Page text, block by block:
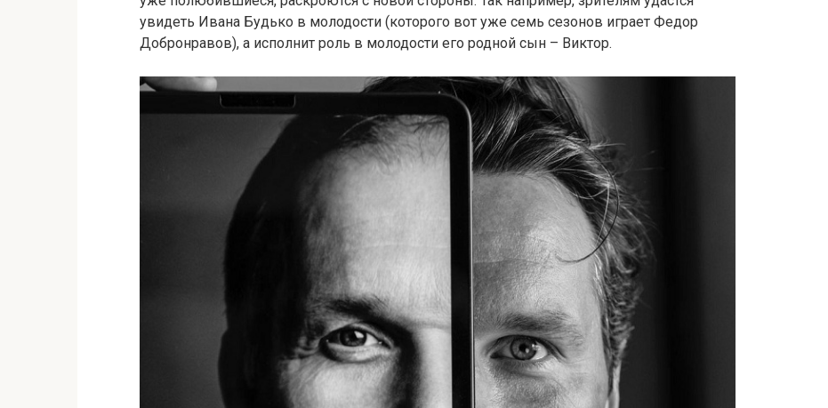
увидеть Ивана Будько в молодости (которого вот уже семь сезонов играет Федор
Добронравов), а исполнит роль в молодости его родной сын – Виктор.